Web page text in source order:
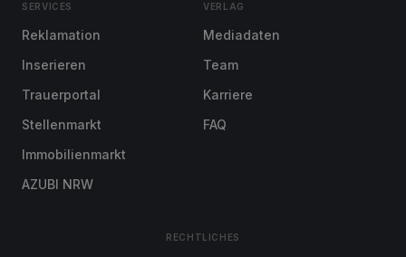
SERVICES
Reklamation
Inserieren
Trauerportal
Stellenmarkt
Immobilienmarkt
AZUBI NRW
VERLAG
Mediadaten
Team
Karriere
FAQ
RECHTLICHES